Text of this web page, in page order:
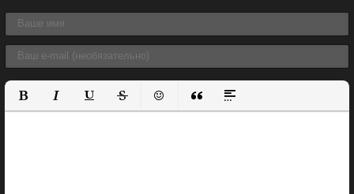
Полужирный
КурсивПодчеркнутый
ЗачеркнутыйВставить смайлик
Вставка цитаты
Вставка спойлера